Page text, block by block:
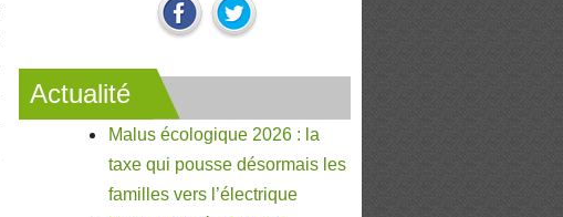
Actualité
Malus écologique 2026 : la
taxe qui pousse désormais les
familles vers l’électrique